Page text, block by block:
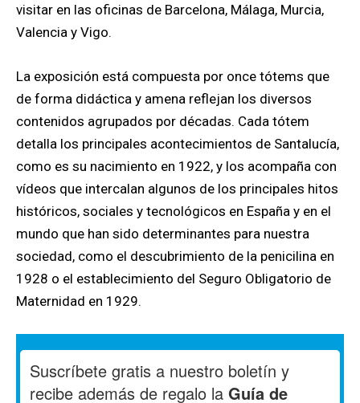
visitar en las oficinas de Barcelona, Málaga, Murcia,
Valencia y Vigo.
La exposición está compuesta por once tótems que
de forma didáctica y amena reflejan los diversos
contenidos agrupados por décadas. Cada tótem
detalla los principales acontecimientos de Santalucía,
como es su nacimiento en 1922, y los acompaña con
vídeos que intercalan algunos de los principales hitos
históricos, sociales y tecnológicos en España y en el
mundo que han sido determinantes para nuestra
sociedad, como el descubrimiento de la penicilina en
1928 o el establecimiento del Seguro Obligatorio de
Maternidad en 1929.